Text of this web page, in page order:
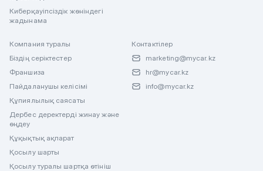
Киберқауіпсіздік жөніндегі
жадынама
Компания туралы
Біздің серіктестер
Франшиза
Пайдаланушы келісімі
Құпиялылық саясаты
Дербес деректерді жинау және
өңдеу
Құқықтық ақпарат
Қосылу шарты
Қосылу туралы шартқа өтініш
Контактілер
marketing@mycar.kz
hr@mycar.kz
info@mycar.kz